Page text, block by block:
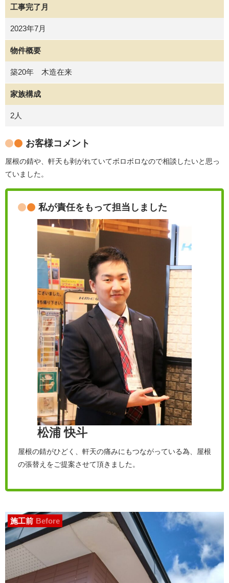
工事完了月
2023年7月
物件概要
築20年 木造在来
家族構成
2人
お客様コメント
屋根の錆や、軒天も剥がれていてボロボロなので相談したいと思っ
ていました。
私が責任をもって担当しました
松浦 快斗
屋根の錆がひどく、軒天の痛みにもつながっている為、屋根
の張替えをご提案させて頂きました。
施工前 Before